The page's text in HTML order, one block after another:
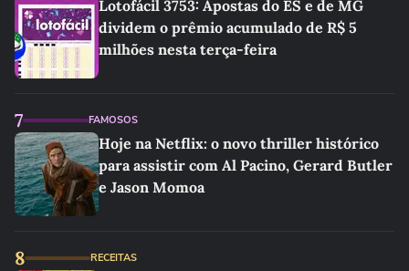
Lotofácil 3753: Apostas do ES e de MG
dividem o prêmio acumulado de R$ 5
milhões nesta terça-feira
7 FAMOSOS
Hoje na Netflix: o novo thriller histórico
para assistir com Al Pacino, Gerard Butler
e Jason Momoa
8 RECEITAS